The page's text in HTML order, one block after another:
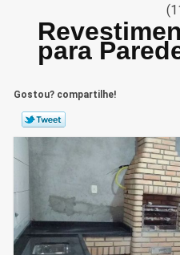
para
Gostou? compartilhe!